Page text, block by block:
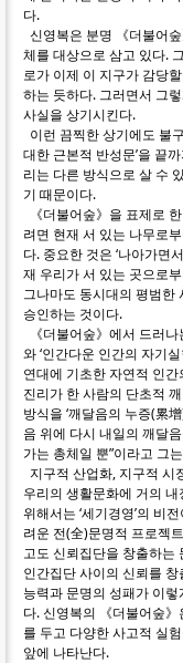
다.
신영복은 분명 《더불어
체를 대상으로 삼고 있다.
로가 이제 이 지구가 감당
하는 듯하다. 그러면서 그
사실을 상기시킨다.
이런 끔찍한 상기에도 불
대한 근본적 반성문’을 끝
리는 다른 방식으로 살 수
기 때문이다.
《더불어숲》을 표제로
려면 현재 서 있는 나무로
다. 중요한 것은 ‘나아가면
재 우리가 서 있는 곳으로
그나마도 동시대의 평범한
승인하는 것이다.
《더불어숲》에서 드러나
와 ‘인간다운 인간의 자기
연대에 기초한 자연적 인간
진리가 한 사람의 단초적
방식을 ‘깨달음의 누증(累
음 위에 다시 내일의 깨달
가는 총체일 뿐”이라고 그
지구적 산업화, 지구적 시
우리의 생활문화에 거의
위해서는 ‘세기경영’의 비
려운 전(全)문명적 프로젝
고도 신뢰집단을 창출하는
인간집단 사이의 신뢰를
능력과 문명의 성패가 이
다. 신영복의 《더불어숲
를 두고 다양한 사고적 실
앞에 나타난다.